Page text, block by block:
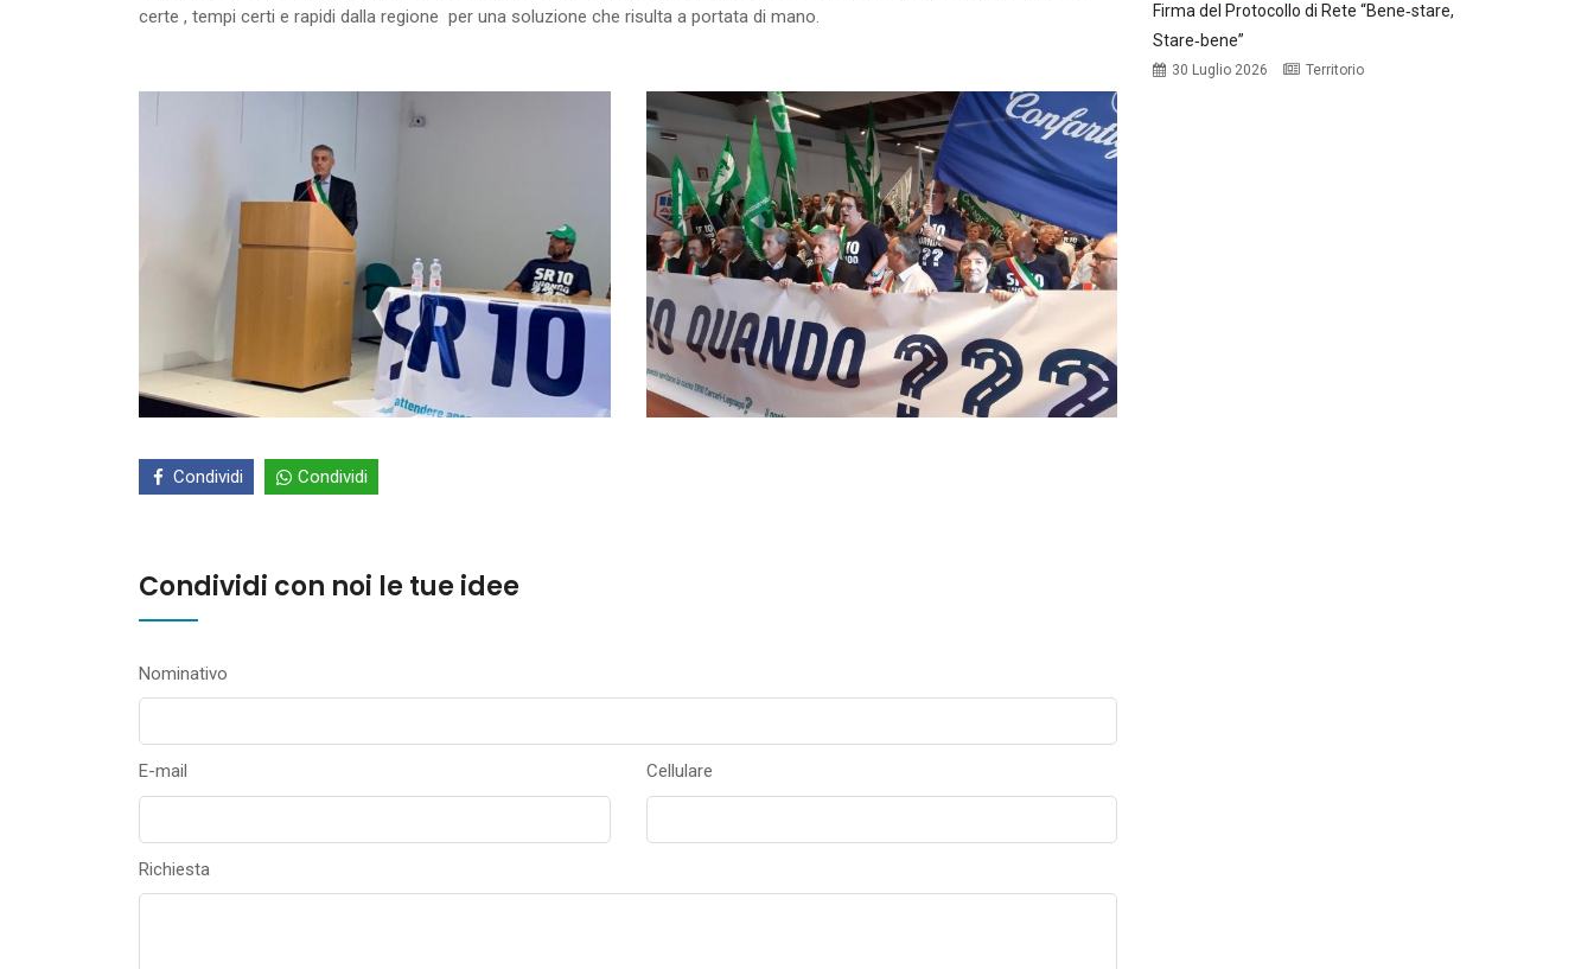
certe , tempi certi e rapidi dalla regione per una soluzione che risulta a portata di mano.
Condividi Condividi
Condividi con noi le tue idee
Nominativo
E-mail Cellulare
Richiesta
Firma del Protocollo di Rete “Bene‑stare,
Stare‑bene”
30 Luglio 2026 Territorio